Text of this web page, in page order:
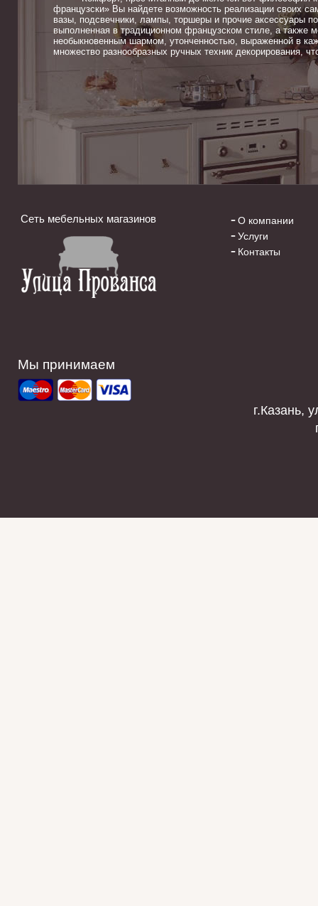
французски» Вы найдете возможность реализации своих
вазы, подсвечники, лампы, торшеры и прочие аксессуары
выполненная в традиционном французском стиле, а также
необыкновенным шармом, утонченностью, выраженной в
множество разнообразных ручных техник декорирования,
Сеть мебельных магазинов
О компании
Услуги
Контакты
Мы принимаем
г.Казань,